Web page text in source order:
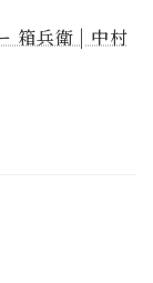
箱兵衛 | 中村